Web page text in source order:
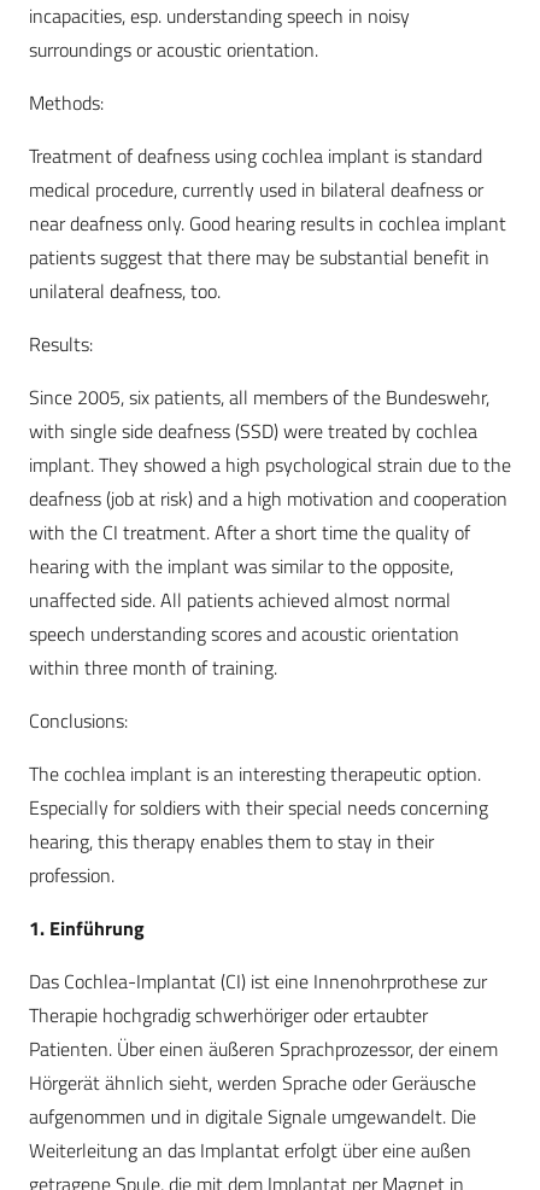
incapacities, esp. understanding speech in noisy
surroundings or acoustic orientation.
Methods:
Treatment of deafness using cochlea implant is standard
medical procedure, currently used in bilateral deafness or
near deafness only. Good hearing results in cochlea implant
patients suggest that there may be substantial benefit in
unilateral deafness, too.
Results:
Since 2005, six patients, all members of the Bundeswehr,
with single side deafness (SSD) were treated by cochlea
implant. They showed a high psychological strain due to the
deafness (job at risk) and a high motivation and cooperation
with the CI treatment. After a short time the quality of
hearing with the implant was similar to the opposite,
unaffected side. All patients achieved almost normal
speech understanding scores and acoustic orientation
within three month of training.
Conclusions:
The cochlea implant is an interesting therapeutic option.
Especially for soldiers with their special needs concerning
hearing, this therapy enables them to stay in their
profession.
1. Einführung
Das Cochlea-Implantat (CI) ist eine Innenohrprothese zur
Therapie hochgradig schwerhöriger oder ertaubter
Patienten. Über einen äußeren Sprachprozessor, der einem
Hörgerät ähnlich sieht, werden Sprache oder Geräusche
aufgenommen und in digitale Signale umgewandelt. Die
Weiterleitung an das Implantat erfolgt über eine außen
getragene Spule, die mit dem Implantat per Magnet in